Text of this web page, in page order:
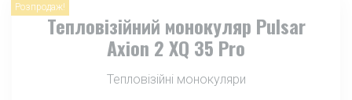
Розпродаж!
Тепловізійний монокуляр Pulsar
Axion 2 XQ 35 Pro
Тепловізійні монокуляри